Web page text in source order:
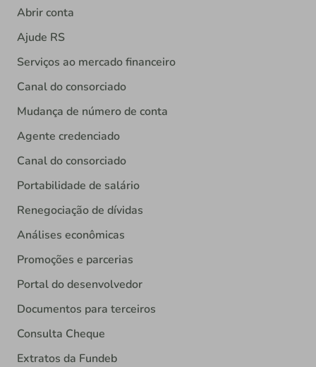
Abrir conta
Ajude RS
Serviços ao mercado financeiro
Canal do consorciado
Mudança de número de conta
Agente credenciado
Canal do consorciado
Portabilidade de salário
Renegociação de dívidas
Análises econômicas
Promoções e parcerias
Portal do desenvolvedor
Documentos para terceiros
Consulta Cheque
Extratos da Fundeb